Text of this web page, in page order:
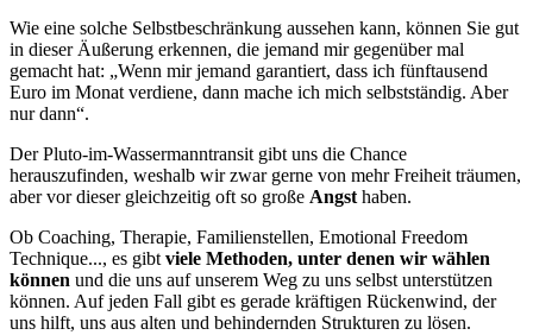
Wie eine solche Selbstbeschränkung aussehen kann, können Sie gut
in dieser Äußerung erkennen, die jemand mir gegenüber mal
gemacht hat: „Wenn mir jemand garantiert, dass ich fünftausend
Euro im Monat verdiene, dann mache ich mich selbstständig. Aber
nur dann“.
Der Pluto-im-Wassermanntransit gibt uns die Chance
herauszufinden, weshalb wir zwar gerne von mehr Freiheit träumen,
aber vor dieser gleichzeitig oft so große Angst haben.
Ob Coaching, Therapie, Familienstellen, Emotional Freedom
Technique..., es gibt viele Methoden, unter denen wir wählen
können und die uns auf unserem Weg zu uns selbst unterstützen
können. Auf jeden Fall gibt es gerade kräftigen Rückenwind, der
uns hilft, uns aus alten und behindernden Strukturen zu lösen.